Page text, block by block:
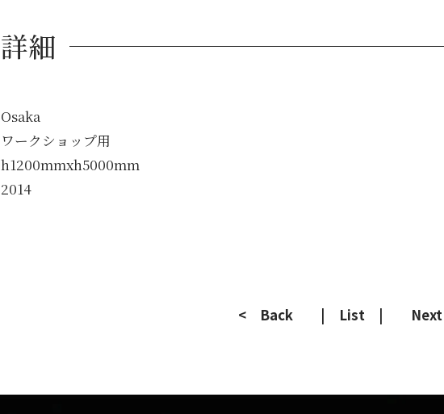
詳細
Osaka
ワークショップ用
h1200mmxh5000mm
2014
< Back | List |